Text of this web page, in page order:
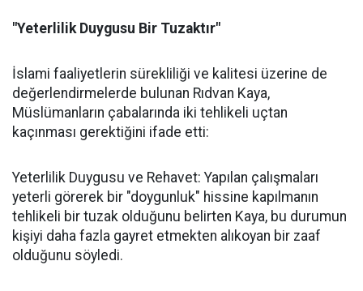
"Yeterlilik Duygusu Bir Tuzaktır"
İslami faaliyetlerin sürekliliği ve kalitesi üzerine de
değerlendirmelerde bulunan Rıdvan Kaya,
Müslümanların çabalarında iki tehlikeli uçtan
kaçınması gerektiğini ifade etti:
Yeterlilik Duygusu ve Rehavet: Yapılan çalışmaları
yeterli görerek bir "doygunluk" hissine kapılmanın
tehlikeli bir tuzak olduğunu belirten Kaya, bu durumun
kişiyi daha fazla gayret etmekten alıkoyan bir zaaf
olduğunu söyledi.